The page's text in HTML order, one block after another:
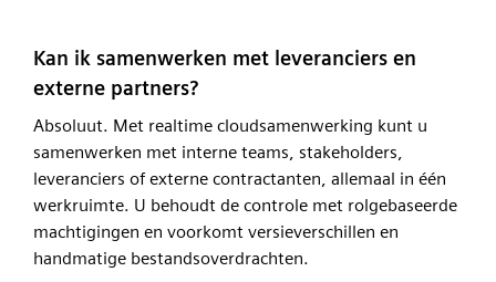
Kan ik samenwerken met leveranciers en
externe partners?
Absoluut. Met realtime cloudsamenwerking kunt u
samenwerken met interne teams, stakeholders,
leveranciers of externe contractanten, allemaal in één
werkruimte. U behoudt de controle met rolgebaseerde
machtigingen en voorkomt versieverschillen en
handmatige bestandsoverdrachten.